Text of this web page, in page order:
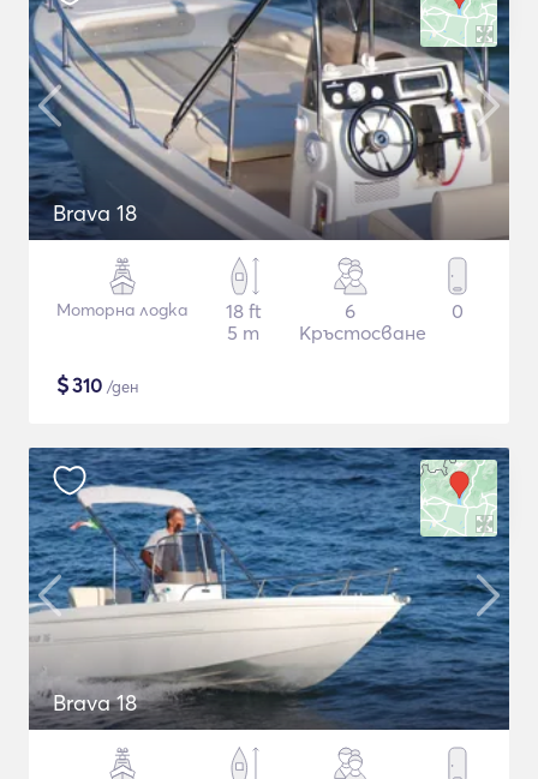
Brava 18
Моторна лодка
18 ft
5 m
6
Кръстосване
0
$310 /ден
Brava 18